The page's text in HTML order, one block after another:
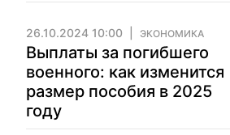
26.10.2024 10:00 ЭКОНОМИКА
Выплаты за погибшего
военного: как изменится
размер пособия в 2025
году